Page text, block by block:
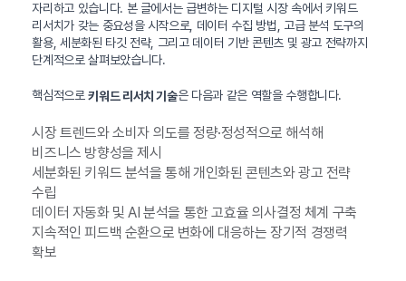
자리하고 있습니다. 본 글에서는 급변하는 디지털 시장 속에서 키워드
리서치가 갖는 중요성을 시작으로, 데이터 수집 방법, 고급 분석 도구의
활용, 세분화된 타깃 전략, 그리고 데이터 기반 콘텐츠 및 광고 전략까지
단계적으로 살펴보았습니다.
핵심적으로키워드 리서치 기술은 다음과 같은 역할을 수행합니다.
시장 트렌드와 소비자 의도를 정량·정성적으로 해석해
비즈니스 방향성을 제시
세분화된 키워드 분석을 통해 개인화된 콘텐츠와 광고 전략
수립
데이터 자동화 및 AI 분석을 통한 고효율 의사결정 체계 구축
지속적인 피드백 순환으로 변화에 대응하는 장기적 경쟁력
확보